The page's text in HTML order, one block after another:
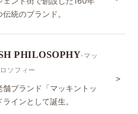
統のブランド。
PHILOSOPHY-マッ
ソフィー
ブランド「マッキントッ
インとして誕生。
＞